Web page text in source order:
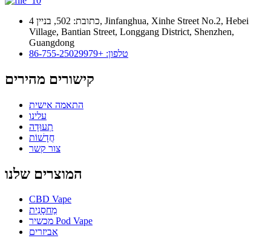
כתובת: 502, בניין 4, Jinfanghua, Xinhe Street No.2, Hebei
Village, Bantian Street, Longgang District, Shenzhen,
Guangdong
טלפון: +86-755-25029979
קישורים מהירים
התאמה אישית
עלינו
תְעוּדָה
חֲדָשׁוֹת
צור קשר
המוצרים שלנו
CBD Vape
מַחסָנִית
מכשיר Pod Vape
אביזרים